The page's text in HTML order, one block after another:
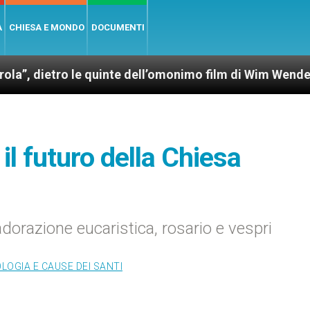
CHIESA E MONDO DOCUMENTI
le quinte dell’omonimo film di Wim Wenders
futuro della Chiesa
eucaristica, rosario e vespri
E CAUSE DEI SANTI